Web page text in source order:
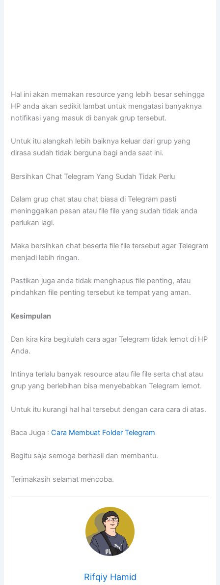
Hal ini akan memakan resource yang lebih besar sehingga
HP anda akan sedikit lambat untuk mengatasi banyaknya
notifikasi yang masuk di banyak grup tersebut.
Untuk itu alangkah lebih baiknya keluar dari grup yang
dirasa sudah tidak berguna bagi anda saat ini.
Bersihkan Chat Telegram Yang Sudah Tidak Perlu
Dalam grup chat atau chat biasa di Telegram pasti
meninggalkan pesan atau file file yang sudah tidak anda
perlukan lagi.
Maka bersihkan chat beserta file file tersebut agar Telegram
menjadi lebih ringan.
Pastikan juga anda tidak menghapus file penting, atau
pindahkan file penting tersebut ke tempat yang aman.
Kesimpulan
Dan kira kira begitulah cara agar Telegram tidak lemot di HP
Anda.
Intinya terlalu banyak resource atau file file serta chat atau
grup yang berlebihan bisa menyebabkan Telegram lemot.
Untuk itu kurangi hal hal tersebut dengan cara cara di atas.
Baca Juga :Cara Membuat Folder Telegram
Begitu saja semoga berhasil dan membantu.
Terimakasih selamat mencoba.
Rifqiy Hamid